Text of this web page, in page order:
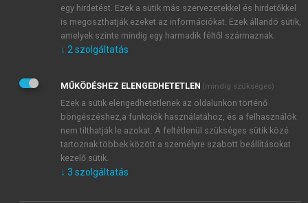
Kérek értesítést a MeRSZ újdonságairól, akcióiról.
Kérek értesítést az Akadémiai Kiadó Zrt. újdonságairól,
Adatkezelési tájékoztatóbanfoglaltakat tudomásul
veszem és elfogadom.
Általános vásárlási feltételeket, valamint a szotar.netés a
mersz.huoldalak licencszerződéseiben foglaltakat
tudomásul veszem és elfogadom.
KIPRÓBÁLOM
egy hirdetést. Ezek a sütik más szervezetekkel és hirdetőkkel
is megoszthatják ezeket az információkat. Ezek állandó sütik,
amelyek szinte mindig egy harmadik féltől származnak.
↓ 2 szolgáltatás
MŰKÖDÉSHEZ ELENGEDHETETLEN (mindig szükséges)
Ezek a sütik elengedhetetlenek az oldalunkon történő
böngészéshez,a funkciók használatához, és a felhasználók
nem tilthatják le azokat. A feltétlenül szükséges sütik közé
tartoznak többek között a személyre szabott beállításokat
kezelő sütik.
↓ 3 szolgáltatás